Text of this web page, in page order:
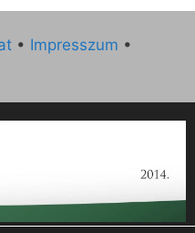
• Impresszum •